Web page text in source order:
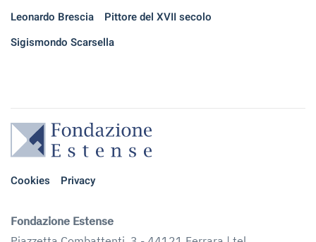
Leonardo Brescia
Pittore del XVII secolo
Sigismondo Scarsella
Cookies Privacy
Fondazione Estense